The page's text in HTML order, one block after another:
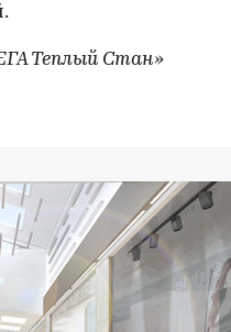
Теплый Стан»